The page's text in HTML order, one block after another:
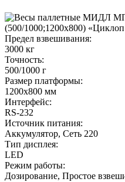
Предел взвешивания:
3000 кг
Точность:
500/1000 г
Размер платформы:
1200x800 мм
Интерфейс:
RS-232
Источник питания:
Аккумулятор, Сеть 220
Тип дисплея:
LED
Режим работы:
Дозирование, Простое